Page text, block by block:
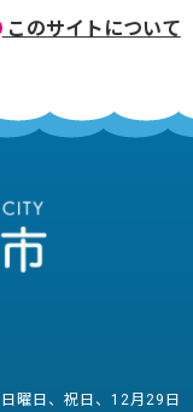
このサイトについて
曜日、祝日、12月29日